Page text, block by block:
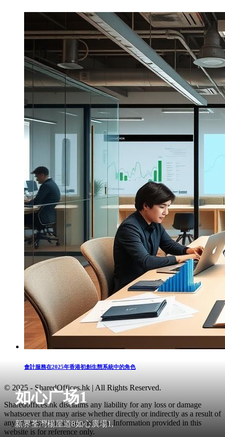
如心广场1
新界荃灣楊屋道8如心廣場1,
會計服務在2025年香港初創生態系統中的角色
© 2025 - SharedOffices.hk | All Rights Reserved.
Sharedoffices.hk disclaims any liability for any loss or damage
whatsoever that may arise whether directly or indirectly as a result of
any error, inaccuracy or omission. Information provided in this
website is for reference only.